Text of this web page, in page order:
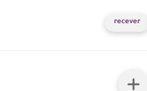
recever